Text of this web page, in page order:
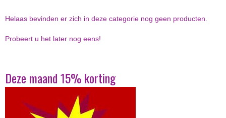
Helaas bevinden er zich in deze categorie nog geen producten.
Probeert u het later nog eens!
Deze maand 15% korting